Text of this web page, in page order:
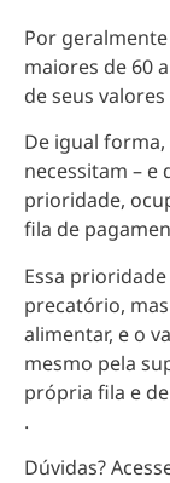
Por
maiores de 60
de seus valores
De igual
necessitam – e
prioridade,
fila de
Essa
precatório,
alimentar, e o
mesmo pela
própria fila e
.
Dúvidas?